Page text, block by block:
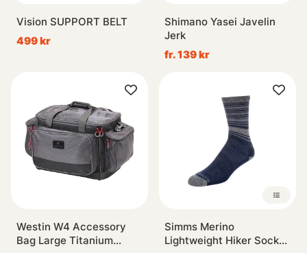
Vision SUPPORT BELT
499 kr
Shimano Yasei Javelin
Jerk
fr. 139 kr
Westin W4 Accessory
Bag Large Titanium
Simms Merino
Lightweight Hiker Sock